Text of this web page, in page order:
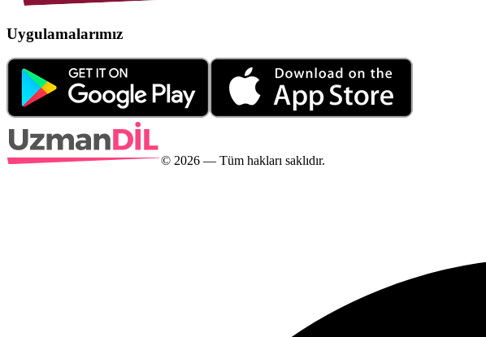
Uygulamalarımız
© 2026 — Tüm hakları saklıdır.